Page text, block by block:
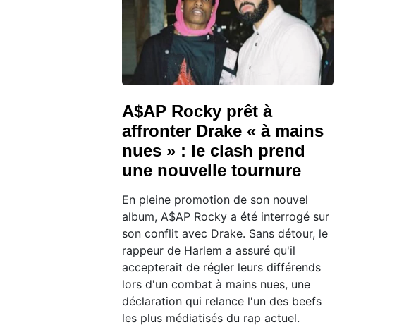
A$AP Rocky prêt à
affronter Drake « à mains
nues » : le clash prend
une nouvelle tournure
En pleine promotion de son nouvel
album, A$AP Rocky a été interrogé sur
son conflit avec Drake. Sans détour, le
rappeur de Harlem a assuré qu'il
accepterait de régler leurs différends
lors d'un combat à mains nues, une
déclaration qui relance l'un des beefs
les plus médiatisés du rap actuel.